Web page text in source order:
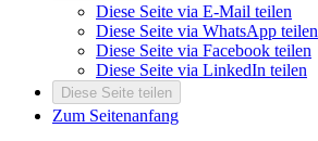
Diese Seite via E-Mail teilen
Diese Seite via WhatsApp teilen
Diese Seite via Facebook teilen
Diese Seite via LinkedIn teilen
Diese Seite teilen
Zum Seitenanfang